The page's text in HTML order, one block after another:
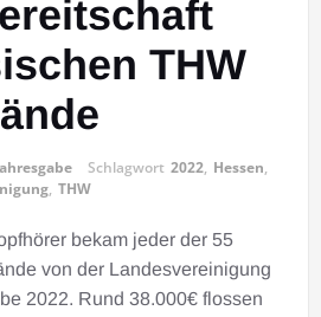
THW
Schlagwort 2022, Hessen,
, THW
bekam jeder der 55
von der Landesvereinigung
2022. Rund 38.000€ flossen